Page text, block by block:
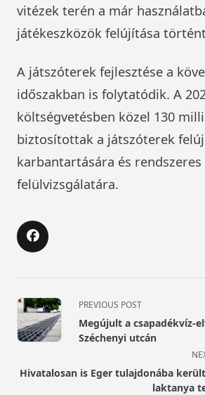
vitézek terén a már
játékeszközök felújítása
A játszóterek fejlesztése a
időszakban is folytatódik. A
költségvetésben közel 130
biztosítottak a játszóterek
karbantartására és rendszeres
felülvizsgálatára.
<span
class="nav-
subtitle
reader-
PREVIOUS POST
Megújult a csapadékvíz-
Széchenyi utcán
Hivatalosan is Eger tulajdonába
laktanya